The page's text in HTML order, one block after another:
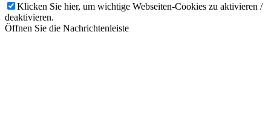
Klicken Sie hier, um wichtige Webseiten-Cookies zu aktivieren /
deaktivieren.
Öffnen Sie die Nachrichtenleiste